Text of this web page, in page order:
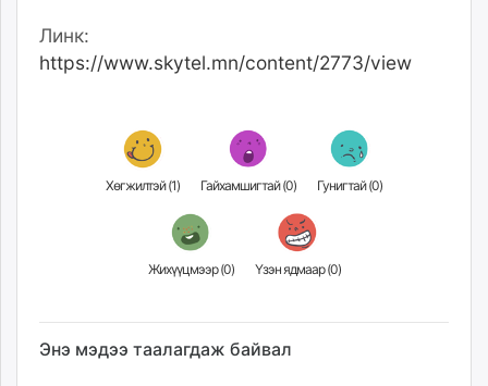
Линк:
https://www.skytel.mn/content/2773/view
Хөгжилтэй (1) Гайхамшигтай (0) Гунигтай (0)
Жихүүцмээр (0) Үзэн ядмаар (0)
Энэ мэдээ таалагдаж байвал